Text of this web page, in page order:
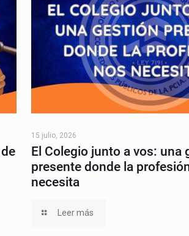
15 julio, 2026
El Colegio junto a vos: una
presente donde la
necesita
Leer más